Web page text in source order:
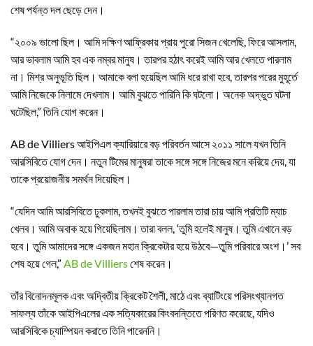
শেষ পর্যন্ত দল ছেড়ে দেন।
“২০০৯ ভালো ছিল। আমি দক্ষিণ আফ্রিকায় প্রায় পুরো সিজন খেলেছি, ফিরে আসলাম,
আর ভাবলাম আমি হব এক নম্বর মানুষ। তারপর হঠাৎ করেই আমি আর খেলতে পারলাম
না। মিশ্র অনুভূতি ছিল। আমাকে বলা হয়েছিল আমি ধরে রাখা হবে, তারপর পরের মুহূর্তে
আমি নিজেকে নিলামে দেখলাম। আমি বুঝতে পারিনি কি ঘটলো। অনেক অদ্ভুত ঘটনা
ঘটেছিল,” তিনি যোগ করেন।
AB de Villiers আইপিএল ক্যারিয়ারে বড় পরিবর্তন আসে ২০১১ সালে যখন তিনি
আরসিবিতে যোগ দেন। নতুন টিমের মানুষরা তাকে সঙ্গে সঙ্গে নিজের মনে করিয়ে দেয়, যা
তাকে প্রয়োজনীয় সমর্থন দিয়েছিল।
“যেদিন আমি আরসিবিতে ঢুকলাম, তখনই বুঝতে পারলাম তারা চায় আমি প্রতিটি ম্যাচ
খেলব। আমি অবাক হয়ে গিয়েছিলাম। তারা বলল, ‘তুমি হলেই মানুষ। তুমি এখানে বড়
হবে। তুমি আমাদের সঙ্গে একজন মহান ক্রিকেটার হয়ে উঠবে—তুমি পরিবারে অংশ।’ সব
শেষ হয়ে গেল,” AB de Villiersশেষ করেন।
তাঁর বিনোদনমূলক এবং অদ্বিতীয় ক্রিকেট শৈলী, মাঠে এবং ব্যাটিংয়ে পরিসংখ্যানগত
সাফল্য তাঁকে আইপিএলের এক সত্যিকারের কিংবদন্তিতে পরিণত করেছে, যদিও
আরসিবিকে চ্যাম্পিয়ন করাতে তিনি পারেননি।